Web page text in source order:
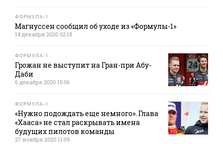
ФОРМУЛА-1
Магнуссен сообщил об уходе из «Формулы-1»
14 декабря 2020 02:18
ФОРМУЛА-1
Грожан не выступит на Гран-при Абу-
Даби
6 декабря 2020 15:06
ФОРМУЛА-1
«Нужно подождать еще немного». Глава
«Хааса» не стал раскрывать имена
будущих пилотов команды
27 ноября 2020 11:09